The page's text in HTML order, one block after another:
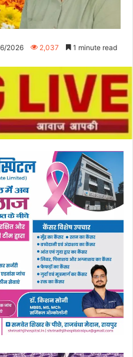
2026 2,037 1 minute read